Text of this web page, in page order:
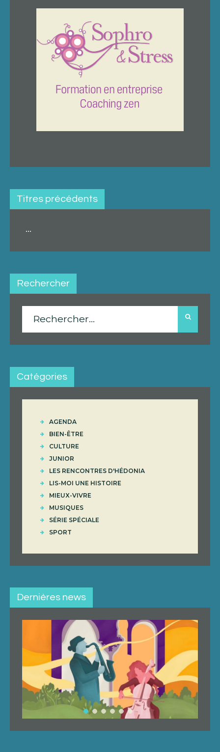
Titres précédents
...
Rechercher
Rechercher :
Catégories
AGENDA
BIEN-ÊTRE
CULTURE
JUNIOR
LES RENCONTRES D'HÉDONIA
LIS-MOI UNE HISTOIRE
MIEUX-VIVRE
MUSIQUES
SÉRIE SPÉCIALE
SPORT
Dernières news